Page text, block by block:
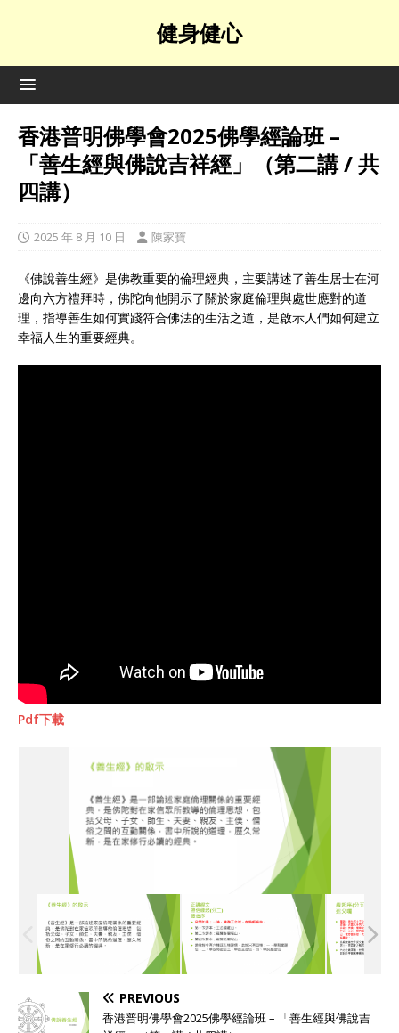
健身健心
香港普明佛學會2025佛學經論班 –
「善生經與佛說吉祥經」（第二講 / 共
四講）
2025 年 8 月 10 日 陳家寶
《佛說善生經》是佛教重要的倫理經典，主要講述了善生居士在河
邊向六方禮拜時，佛陀向他開示了關於家庭倫理與處世應對的道
理，指導善生如何實踐符合佛法的生活之道，是啟示人們如何建立
幸福人生的重要經典。
Pdf下載
PREVIOUS
香港普明佛學會2025佛學經論班 – 「善生經與佛說吉